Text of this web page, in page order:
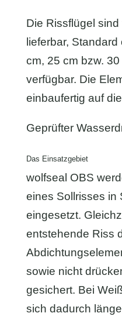
Die Rissflügel
lieferbar,
cm, 25 cm bzw.
verfügbar. Die
einbaufertig auf
Geprüfter
Das Einsatzgebiet
wolfseal OBS
eines Sollrisses in
eingesetzt.
entstehende Riss
sowie nicht
gesichert. Bei
sich dadurch